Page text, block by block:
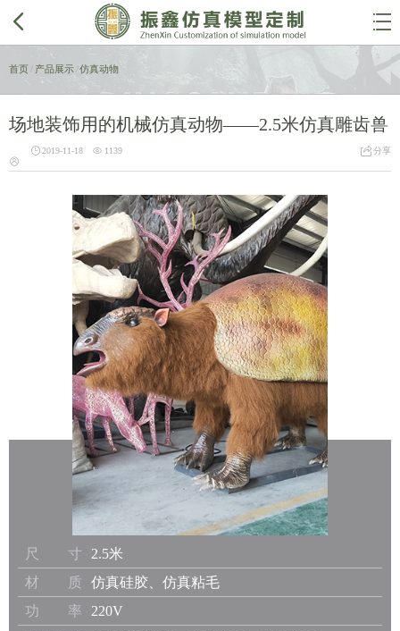
 
首页 产品展示/仿真动物
场地装饰用的机械仿真动物——2.5米仿真雕齿兽

 2019-11-18  1139 分享
尺 寸
2.5米
材 质
仿真硅胶、仿真粘毛
功 率
220V